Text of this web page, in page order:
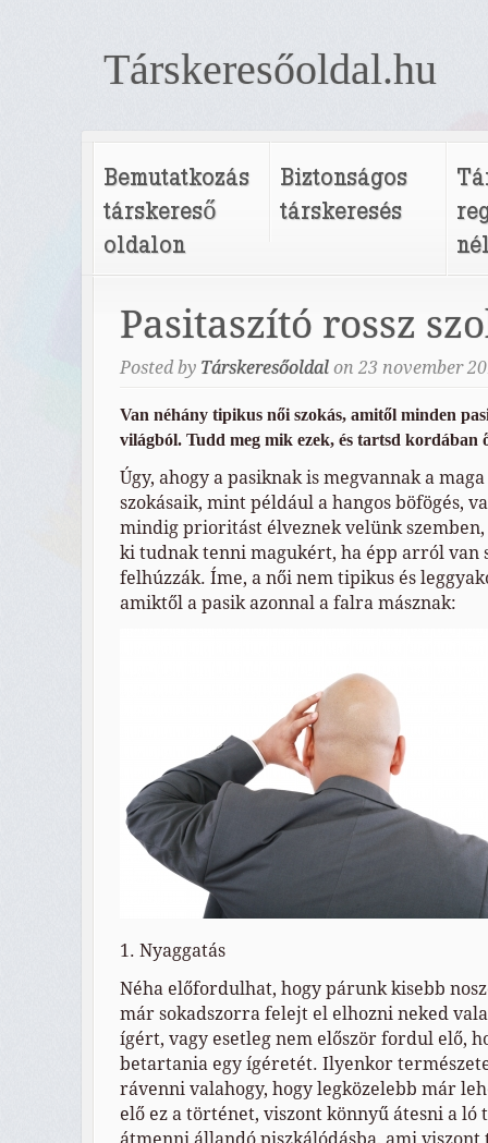
Társkeresőoldal.hu
Bemutatkozás
társkereső
oldalon
Biztonságos
társkeresés
Pasitaszító rossz
Posted by Társkeresőoldal on 23 november
Van néhány tipikus női szokás, amitől minden
világból. Tudd meg mik ezek, és tartsd kordában
Úgy, ahogy a pasiknak is megvannak a
szokásaik, mint például a hangos böfögés,
mindig prioritást élveznek velünk szemben,
ki tudnak tenni magukért, ha épp arról van
felhúzzák. Íme, a női nem tipikus és
amiktől a pasik azonnal a falra másznak:
1. Nyaggatás
Néha előfordulhat, hogy párunk kisebb
már sokadszorra felejt el elhozni neked
ígért, vagy esetleg nem először fordul elő,
betartania egy ígéretét. Ilyenkor
rávenni valahogy, hogy legközelebb már
elő ez a történet, viszont könnyű átesni a ló